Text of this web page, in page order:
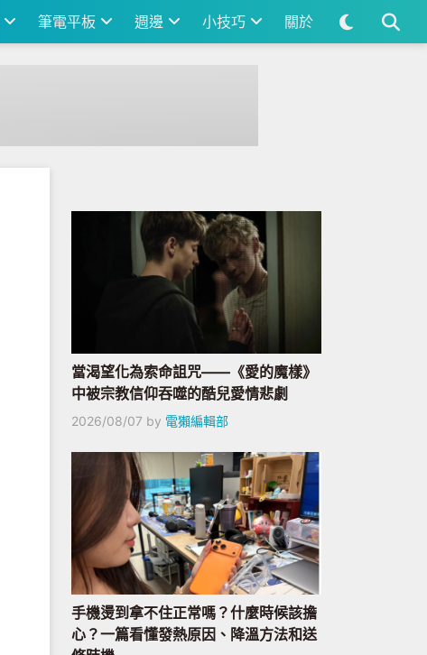
筆電平板 週邊 小技巧 關於
當渴望化為索命詛咒——《愛的魔樣》
中被宗教信仰吞噬的酷兒愛情悲劇
2026/08/07 by 電獺編輯部
手機燙到拿不住正常嗎？什麼時候該擔
心？一篇看懂發熱原因、降溫方法和送